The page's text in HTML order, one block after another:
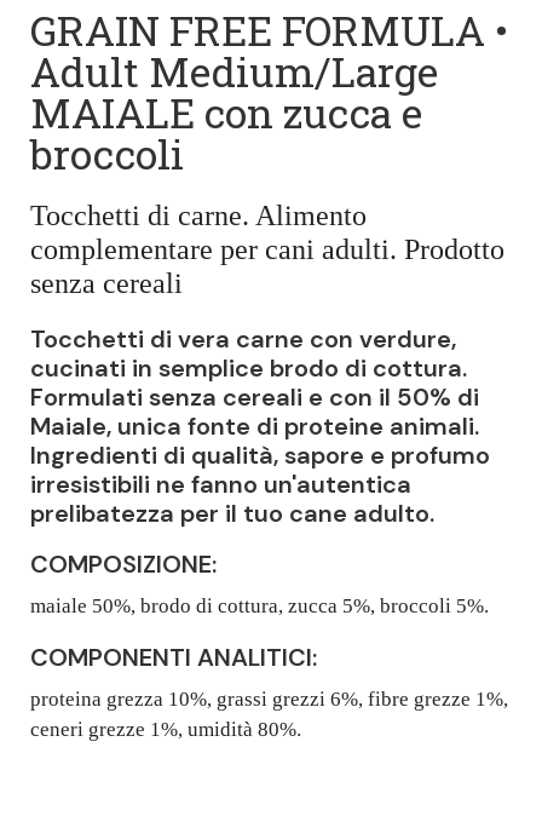
GRAIN FREE FORMULA •
Adult Medium/Large
MAIALE con zucca e
broccoli
Tocchetti di carne. Alimento
complementare per cani adulti. Prodotto
senza cereali
Tocchetti di vera carne con verdure,
cucinati in semplice brodo di cottura.
Formulati senza cereali e con il 50% di
Maiale, unica fonte di proteine animali.
Ingredienti di qualità, sapore e profumo
irresistibili ne fanno un'autentica
prelibatezza per il tuo cane adulto.
COMPOSIZIONE:
maiale 50%, brodo di cottura, zucca 5%, broccoli 5%.
COMPONENTI ANALITICI:
proteina grezza 10%, grassi grezzi 6%, fibre grezze 1%,
ceneri grezze 1%, umidità 80%.